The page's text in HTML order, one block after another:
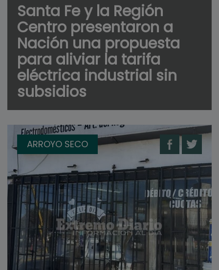
Santa Fe y la Región
Centro presentaron a
Nación una propuesta
para aliviar la tarifa
eléctrica industrial sin
subsidios
ARROYO SECO